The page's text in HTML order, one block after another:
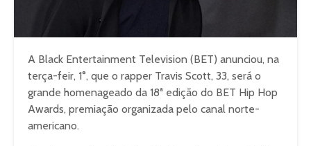
A Black Entertainment Television (BET) anunciou, na
terça-feir, 1°, que o rapper Travis Scott, 33, será o
grande homenageado da 18ª edição do BET Hip Hop
Awards, premiação organizada pelo canal norte-
americano.